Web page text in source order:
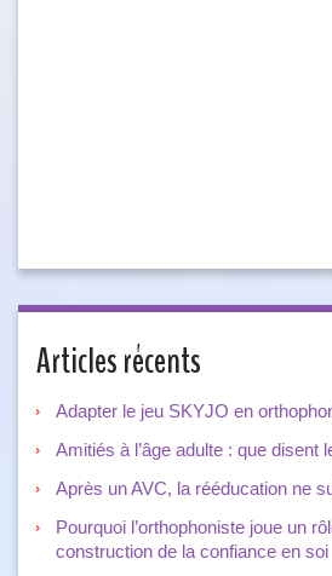
Articles récents
Adapter le jeu SKYJO en
Amitiés à l’âge adulte : que disent
Après un AVC, la rééducation ne
Pourquoi l’orthophoniste joue un
construction de la confiance en soi